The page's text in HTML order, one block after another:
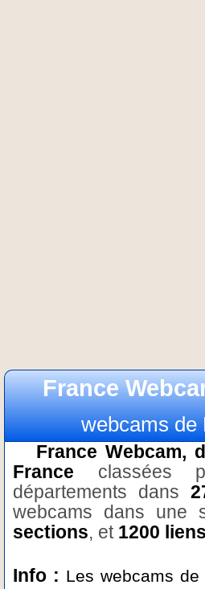
France
webcams de
France Webcam,
France classées
départements dans
webcams dans une
sections, et 1200 liens
Info : Les webcams